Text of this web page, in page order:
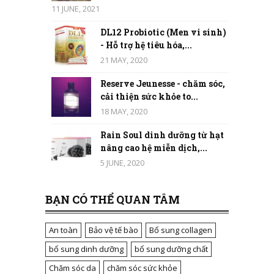
11 JUNE, 2021
DL12 Probiotic (Men vi sinh)
- Hỗ trợ hệ tiêu hóa,...
21 MAY, 2020
Reserve Jeunesse - chăm sóc,
cải thiện sức khỏe to...
18 MAY, 2020
Rain Soul dinh dưỡng từ hạt
nâng cao hệ miễn dịch,...
5 JUNE, 2020
BẠN CÓ THỂ QUAN TÂM
An toàn Bảo vệ tế bào
Bổ sung collagen
bổ sung dinh dưỡng
bổ sung dưỡng chất
Chăm sóc da
chăm sóc sức khỏe